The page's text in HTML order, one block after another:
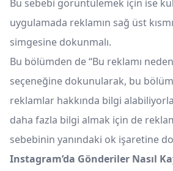
Bu sebebi görüntülemek için ise
uygulamada reklamın sağ üst
simgesine dokunmalı.
Bu bölümden de “Bu reklamı
seçeneğine dokunularak, bu
reklamlar hakkında bilgi
daha fazla bilgi almak için de
sebebinin yanındaki ok işaretine
Instagram’da Gönderiler Nasıl